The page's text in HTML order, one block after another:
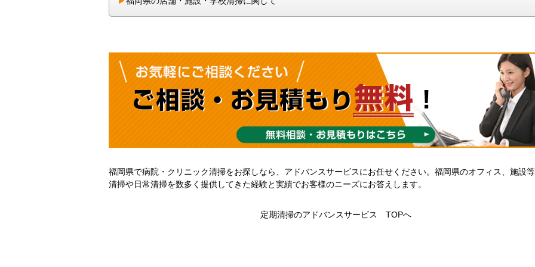
福岡県で病院・クリニック清掃をお探しなら、アドバンスサービスにお任せください。福岡県のオフィス、施設
清掃や日常清掃を数多く提供してきた経験と実績でお客様のニーズにお答えします。
定期清掃のアドバンスサービス TOPへ